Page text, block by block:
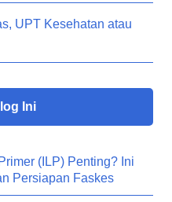
UPT Kesehatan atau
Ini
(ILP) Penting? Ini
Persiapan Faskes